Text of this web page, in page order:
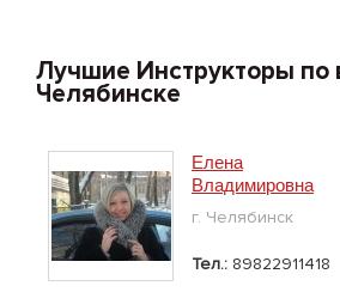
Лучшие Инструкторы
Челябинске
Елена
Владимировна
г. Челябинск
Тел.: 89822911418